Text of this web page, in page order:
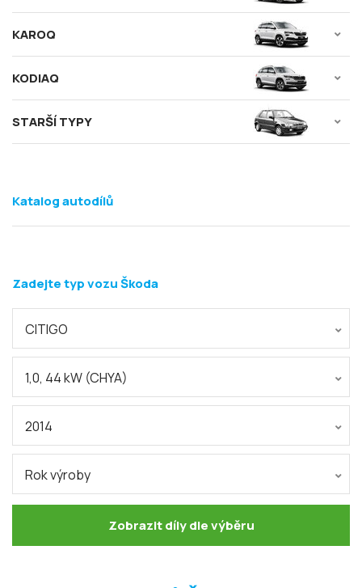
KAROQ
KODIAQ
STARŠÍ TYPY
Zadejte typ vozu Škoda
CITIGO
1,0, 44 kW (CHYA)
2014
Rok výroby
Zobrazit díly dle výběru
Katalog autodílů